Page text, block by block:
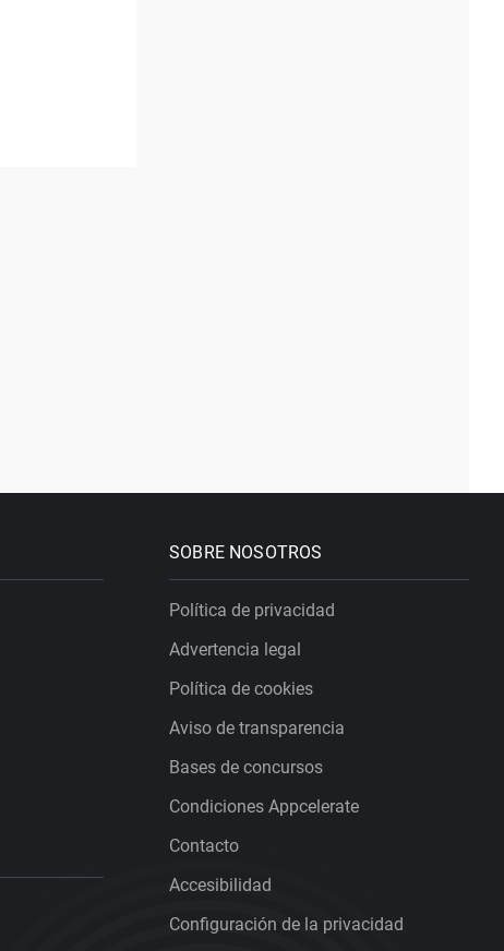
SOBRE NOSOTROS
Política de privacidad
Advertencia legal
Política de cookies
Aviso de transparencia
Bases de concursos
Condiciones Appcelerate
Contacto
Accesibilidad
Configuración de la privacidad